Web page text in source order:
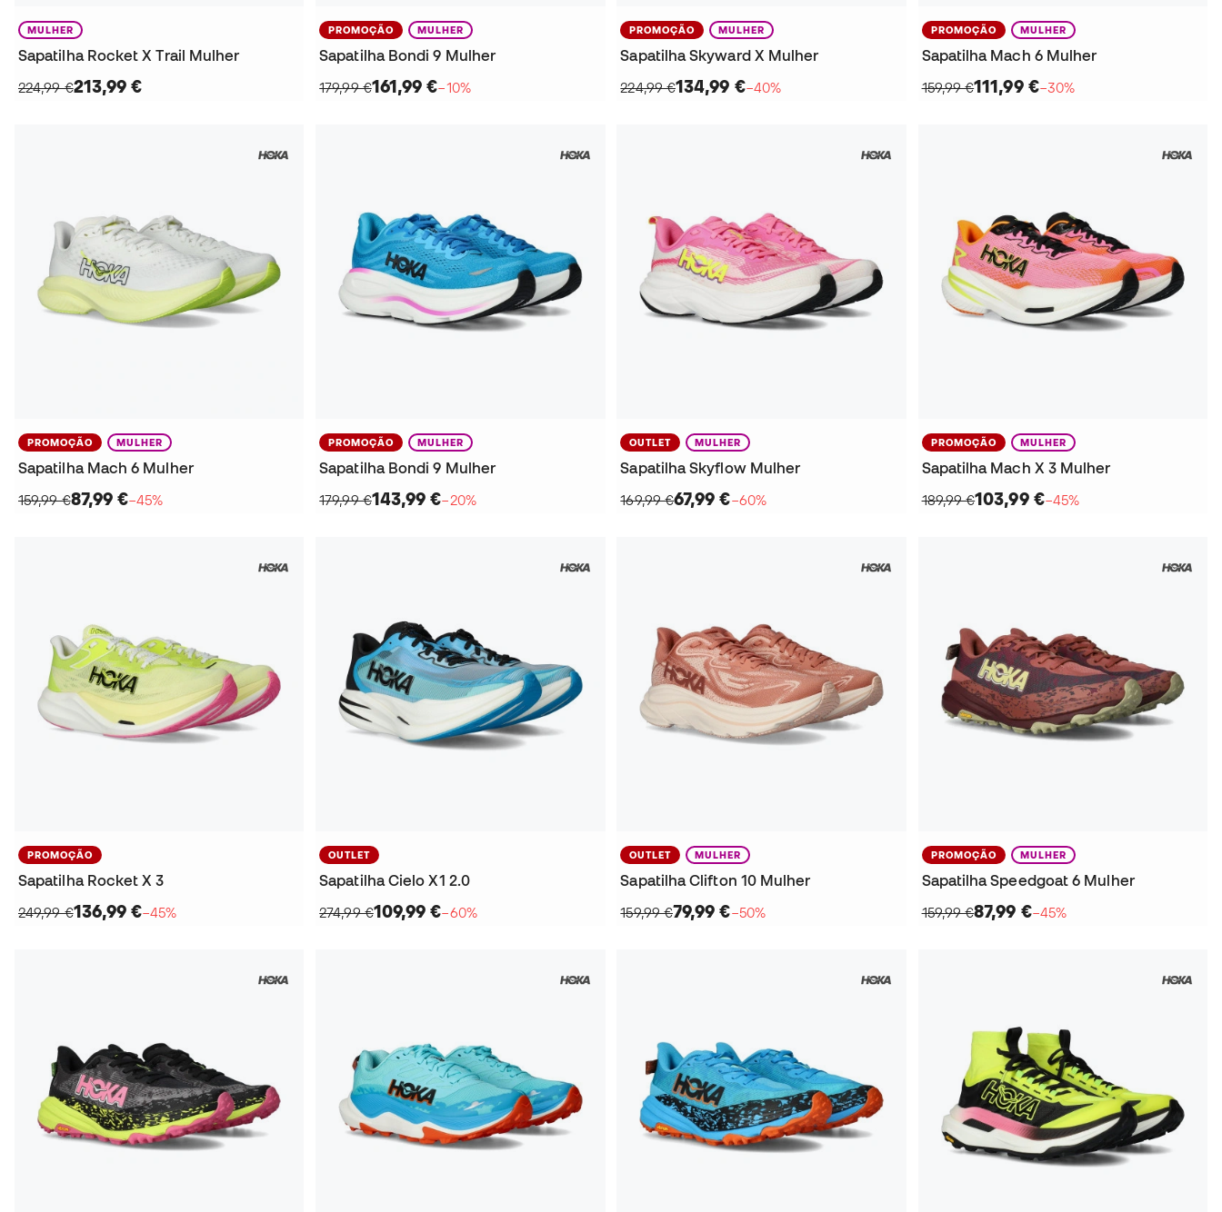
MULHER
Sapatilha Rocket X Trail Mulher
224,99 €213,99 €
PROMOÇÃO MULHER
Sapatilha Bondi 9 Mulher
179,99 €161,99 €−10%
PROMOÇÃO MULHER
Sapatilha Skyward X Mulher
224,99 €134,99 €−40%
PROMOÇÃO MULHER
Sapatilha Mach 6 Mulher
159,99 €111,99 €−30%
PROMOÇÃO MULHER
Sapatilha Mach 6 Mulher
159,99 €87,99 €−45%
PROMOÇÃO MULHER
Sapatilha Bondi 9 Mulher
179,99 €143,99 €−20%
OUTLET MULHER
Sapatilha Skyflow Mulher
169,99 €67,99 €−60%
PROMOÇÃO MULHER
Sapatilha Mach X 3 Mulher
189,99 €103,99 €−45%
PROMOÇÃO
Sapatilha Rocket X 3
249,99 €136,99 €−45%
OUTLET
Sapatilha Cielo X1 2.0
274,99 €109,99 €−60%
OUTLET MULHER
Sapatilha Clifton 10 Mulher
159,99 €79,99 €−50%
PROMOÇÃO MULHER
Sapatilha Speedgoat 6 Mulher
159,99 €87,99 €−45%